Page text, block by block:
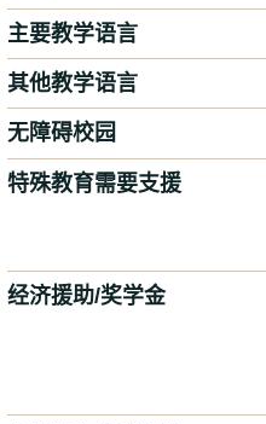
主要教学语言
其他教学语言
无障碍校园
特殊教育需要支援
经济援助/奖学金